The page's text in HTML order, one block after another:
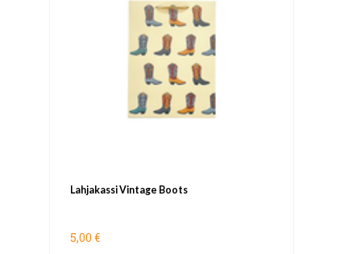
Lahjakassi Vintage Boots
5,00 €